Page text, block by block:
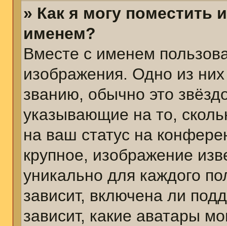
» Как я могу поместить
именем?
Вместе с именем
изображения. Одно из
званию, обычно это
указывающие на то,
на ваш статус на
крупное, изображение
уникально для каждого
зависит, включена ли
зависит, какие аватары